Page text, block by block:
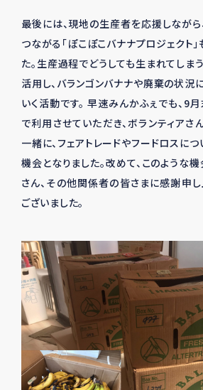
最後には、現地の生産者を応援しながら
つながる「ぽこぽこバナナプロジェクト
た。生産過程でどうしても生まれてしま
活用し、バランゴンバナナや廃棄の状況
いく活動です。 早速みんかふぇでも、9
で利用させていただき、ボランティアさ
一緒に、フェアトレードやフードロスに
機会となりました。改めて、このような
さん、その他関係者の皆さまに感謝申し
ございました。